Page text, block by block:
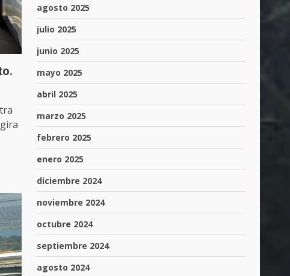
agosto 2025
julio 2025
junio 2025
mayo 2025
abril 2025
marzo 2025
febrero 2025
enero 2025
diciembre 2024
noviembre 2024
octubre 2024
septiembre 2024
agosto 2024